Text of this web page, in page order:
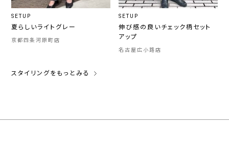
SETUP
夏らしいライトグレー
京都四条河原町店
SETUP
伸び感の良いチェック柄セット
アップ
名古屋広小路店
スタイリングをもっとみる